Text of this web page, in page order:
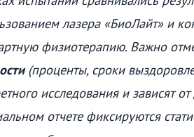
лазера «БиоЛайт» и
физиотерапию. Важно
(проценты, сроки
исследования и зависят
отчете фиксируются